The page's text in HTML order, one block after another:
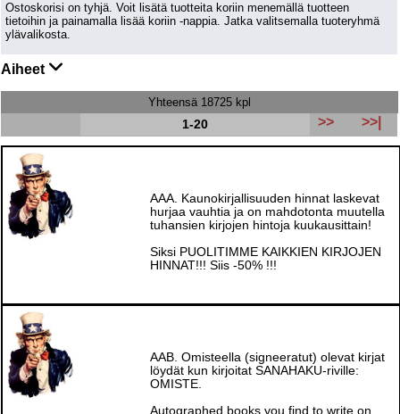
Ostoskorisi on tyhjä. Voit lisätä tuotteita koriin menemällä tuotteen
tietoihin ja painamalla lisää koriin -nappia. Jatka valitsemalla tuoteryhmä
ylävalikosta.
Aiheet
Yhteensä 18725 kpl
1-20
>> >>|
AAA. Kaunokirjallisuuden hinnat laskevat
hurjaa vauhtia ja on mahdotonta muutella
tuhansien kirjojen hintoja kuukausittain!
Siksi PUOLITIMME KAIKKIEN KIRJOJEN
HINNAT!!! Siis -50% !!!
AAB. Omisteella (signeeratut) olevat kirjat
löydät kun kirjoitat SANAHAKU-riville:
OMISTE.
Autographed books you find to write on